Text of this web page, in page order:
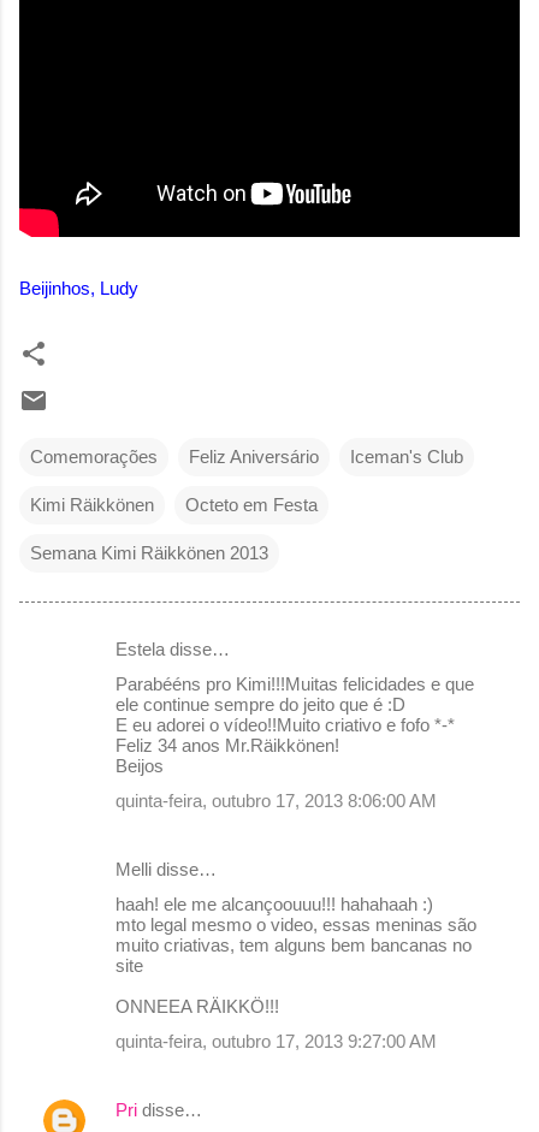
Beijinhos, Ludy
Comemorações Feliz Aniversário Iceman's Club
Kimi Räikkönen Octeto em Festa
Semana Kimi Räikkönen 2013
Estela disse…
Parabééns pro Kimi!!!Muitas felicidades e que
ele continue sempre do jeito que é :D
E eu adorei o vídeo!!Muito criativo e fofo *-*
Feliz 34 anos Mr.Räikkönen!
Beijos
quinta-feira, outubro 17, 2013 8:06:00 AM
Melli disse…
haah! ele me alcançoouuu!!! hahahaah :)
mto legal mesmo o video, essas meninas são
muito criativas, tem alguns bem bancanas no
site
ONNEEA RÄIKKÖ!!!
quinta-feira, outubro 17, 2013 9:27:00 AM
Pri disse…